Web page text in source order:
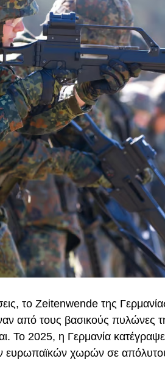
το Zeitenwende της
από τους βασικούς πυλώνες
Το 2025, η Γερμανία
ευρωπαϊκών χωρών σε